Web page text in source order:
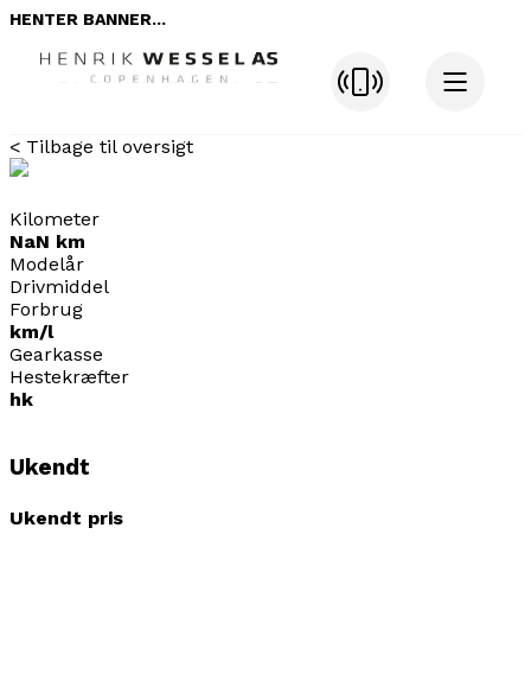
HENTER BANNER...
< Tilbage til oversigt
Kilometer
NaN km
Modelår
Drivmiddel
Forbrug
km/l
Gearkasse
Hestekræfter
hk
Ukendt
Ukendt pris